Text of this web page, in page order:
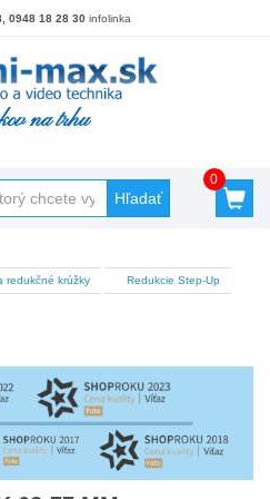
0948 18 28 30 infolinka
na trhu
Hľadať
0
redukčné krúžky Redukcie Step-Up